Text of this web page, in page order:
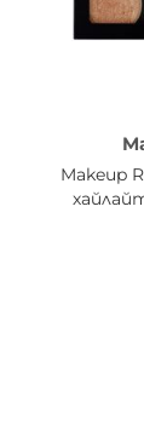
Makeup